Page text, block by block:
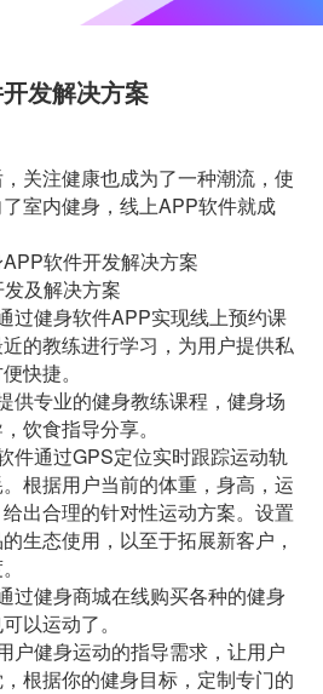
发解决方案
关注健康也成为了一种潮流，使
室内健身，线上APP软件就成
及解决方案
过健身软件APP实现线上预约课
的教练进行学习，为用户提供私
快捷。
供专业的健身教练课程，健身场
饮食指导分享。
件通过GPS定位实时跟踪运动轨
根据用户当前的体重，身高，运
出合理的针对性运动方案。设置
生态使用，以至于拓展新客户，
过健身商城在线购买各种的健身
以运动了。
户健身运动的指导需求，让用户
根据你的健身目标，定制专门的